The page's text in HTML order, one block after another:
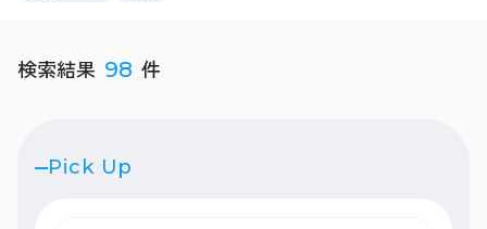
検索結果 98 件
Pick Up